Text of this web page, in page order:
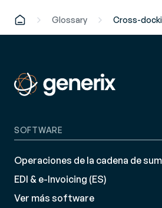
Glossary Cross-
SOFTWARE
Operaciones de la cadena de
EDI & e-Invoicing (ES)
Ver más software